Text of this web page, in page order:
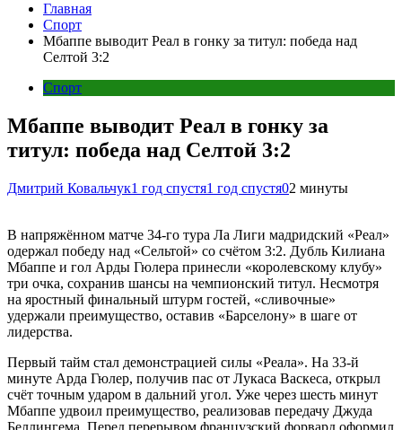
Главная
Спорт
Мбаппе выводит Реал в гонку за титул: победа над
Селтой 3:2
Спорт
Мбаппе выводит Реал в гонку за
титул: победа над Селтой 3:2
Дмитрий Ковальчук1 год спустя1 год спустя02 минуты
В напряжённом матче 34-го тура Ла Лиги мадридский «Реал»
одержал победу над «Сельтой» со счётом 3:2. Дубль Килиана
Мбаппе и гол Арды Гюлера принесли «королевскому клубу»
три очка, сохранив шансы на чемпионский титул. Несмотря
на яростный финальный штурм гостей, «сливочные»
удержали преимущество, оставив «Барселону» в шаге от
лидерства.
Первый тайм стал демонстрацией силы «Реала». На 33-й
минуте Арда Гюлер, получив пас от Лукаса Васкеса, открыл
счёт точным ударом в дальний угол. Уже через шесть минут
Мбаппе удвоил преимущество, реализовав передачу Джуда
Беллингема. Перед перерывом французский форвард оформил